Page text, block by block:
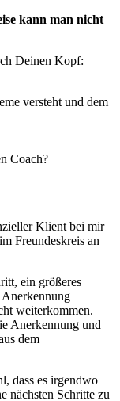
kann man nicht
Deinen Kopf:
versteht und dem
Coach?
Klient bei mir
Freundeskreis an
ein größeres
weiterkommen.
Anerkennung und
dem
dass es irgendwo
nächsten Schritte zu